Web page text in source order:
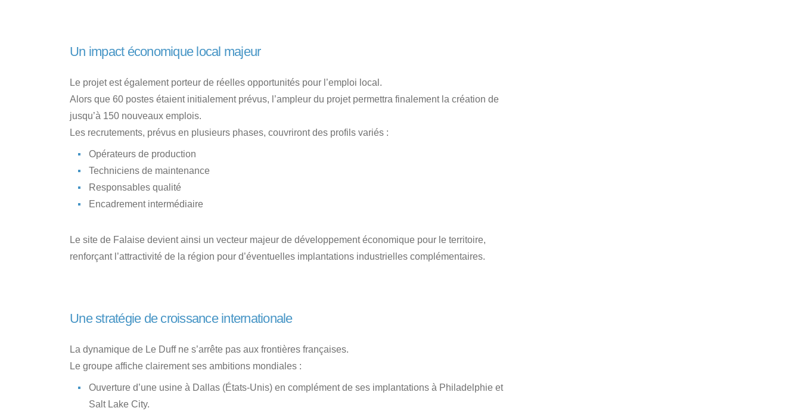
Un impact économique local majeur
Le projet est également porteur de réelles opportunités pour l’emploi local.
Alors que 60 postes étaient initialement prévus, l’ampleur du projet permettra finalement la création de
jusqu’à 150 nouveaux emplois.
Les recrutements, prévus en plusieurs phases, couvriront des profils variés :
Opérateurs de production
Techniciens de maintenance
Responsables qualité
Encadrement intermédiaire
Le site de Falaise devient ainsi un vecteur majeur de développement économique pour le territoire,
renforçant l’attractivité de la région pour d’éventuelles implantations industrielles complémentaires.
Une stratégie de croissance internationale
La dynamique de Le Duff ne s’arrête pas aux frontières françaises.
Le groupe affiche clairement ses ambitions mondiales :
Ouverture d’une usine à Dallas (États-Unis) en complément de ses implantations à Philadelphie et
Salt Lake City.